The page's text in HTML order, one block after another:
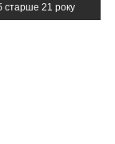
старше 21 року